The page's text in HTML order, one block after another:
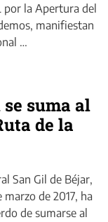
la Apertura del
manifiestan
…
suma al
de la
San Gil de Béjar,
de 2017, ha
de sumarse al